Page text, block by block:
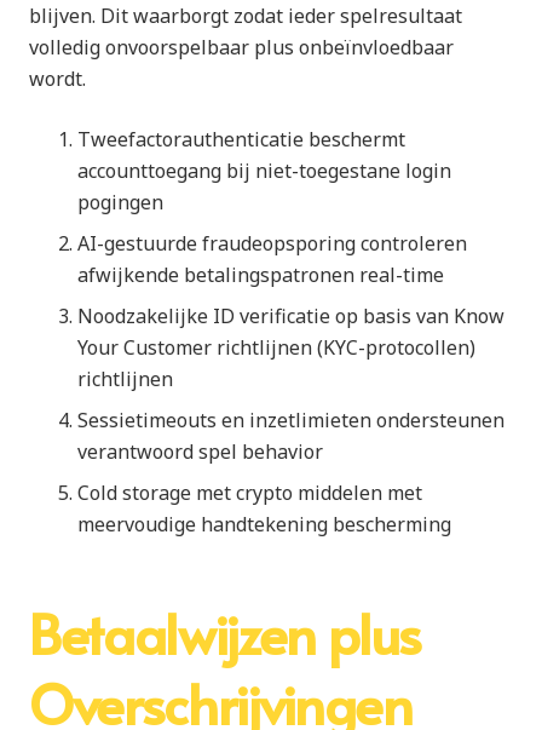
blijven. Dit waarborgt zodat ieder spelresultaat
volledig onvoorspelbaar plus onbeïnvloedbaar
wordt.
Tweefactorauthenticatie beschermt
accounttoegang bij niet-toegestane login
pogingen
AI-gestuurde fraudeopsporing controleren
afwijkende betalingspatronen real-time
Noodzakelijke ID verificatie op basis van Know
Your Customer richtlijnen (KYC-protocollen)
richtlijnen
Sessietimeouts en inzetlimieten ondersteunen
verantwoord spel behavior
Cold storage met crypto middelen met
meervoudige handtekening bescherming
Betaalwijzen plus
Overschrijvingen